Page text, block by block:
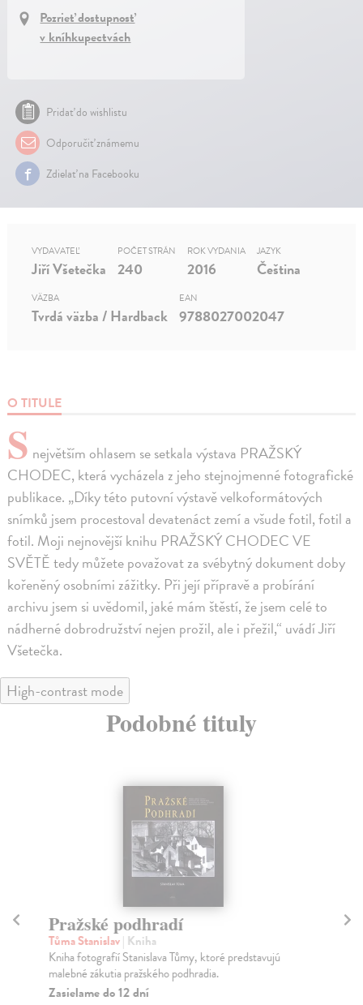
Pozrieť dostupnosť
v kníhkupectvách
Pridať do wishlistu
Odporučiť známemu
Zdielať na Facebooku
O TITULE
S největším ohlasem se setkala výstava PRAŽSKÝ
CHODEC, která vycházela z jeho stejnojmenné fotografické
publikace. „Díky této putovní výstavě velkoformátových
snímků jsem procestoval devatenáct zemí a všude fotil, fotil a
fotil. Moji nejnovější knihu PRAŽSKÝ CHODEC VE
SVĚTĚ tedy můžete považovat za svébytný dokument doby
kořeněný osobními zážitky. Při její přípravě a probírání
archivu jsem si uvědomil, jaké mám štěstí, že jsem celé to
nádherné dobrodružství nejen prožil, ale i přežil,“ uvádí Jiří
Všetečka.
VYDAVATEĽ
Jiří Všetečka
POČET STRÁN
240
ROK VYDANIA
2016
JAZYK
Čeština
VÄZBA
Tvrdá väzba / Hardback
EAN
9788027002047
High-contrast mode
Podobné tituly
Pražské podhradí
Tůma Stanislav| Kniha
Kniha fotografií Stanislava Tůmy, ktoré predstavujú
malebné zákutia pražského podhradia.
Zasielame do 12 dní